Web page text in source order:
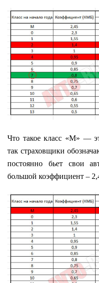
Что такое класс «M» —
так страховщики
постоянно бьет свои
большой коэффициент –